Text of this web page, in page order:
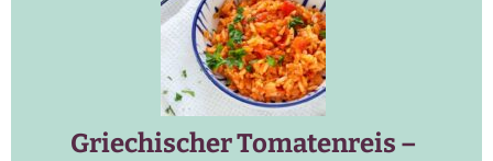
Griechischer Tomatenreis –